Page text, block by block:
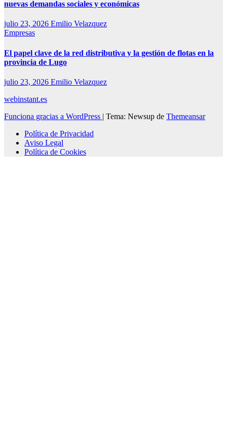
nuevas demandas sociales y económicas
julio 23, 2026 Emilio Velazquez
Empresas
El papel clave de la red distributiva y la gestión de flotas en la
provincia de Lugo
julio 23, 2026 Emilio Velazquez
webinstant.es
Funciona gracias a WordPress | Tema: Newsup de Themeansar
Política de Privacidad
Aviso Legal
Política de Cookies